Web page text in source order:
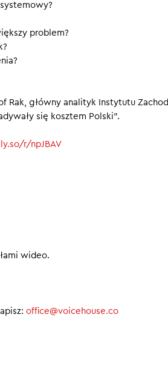
problem?
Rak, główny analityk Instytutu
się kosztem Polski”.
r/npJBAV
wideo.
office@voicehouse.co